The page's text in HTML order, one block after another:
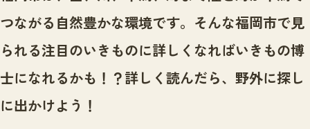
サイトポリシー
プライバシーポリシー
ニュースTOP
市の取組み
いきものガイド
いきものガイドTOP
注目のいきもの
生物多様性のめぐみ
イベント
いきもの調査隊
調査レポート
つながる自然豊かな環境です。 そんな福岡市で見
られる注目のいきものに詳しくなればいきもの博
士になれるかも！？詳しく読んだら、野外に探し
に出かけよう！